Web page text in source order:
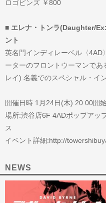
ロゴピンズ ￥800
■ エレナ・トンラ(Daughter/
ント
英名門インディレーベル〈4AD
ーターのフロントウーマンであ
レイ) 名義でのスペシャル・イ
開催日時:1月24日(木) 20:00開
場所:渋谷店6F 4ADポップアッ
ス
イベント詳細:http://
NEWS